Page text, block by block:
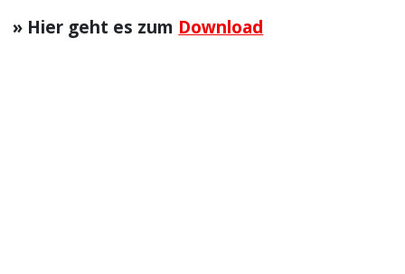
» Hier geht es zum Download